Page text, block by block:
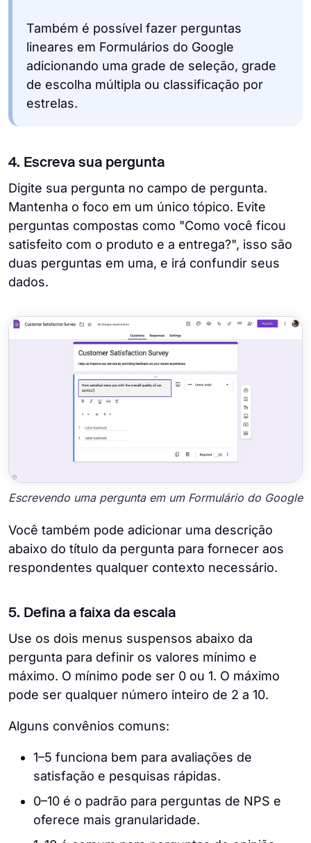
Também é possível fazer perguntas
lineares em Formulários do Google
adicionando uma grade de seleção, grade
de escolha múltipla ou classificação por
estrelas.
4. Escreva sua pergunta
Digite sua pergunta no campo de pergunta.
Mantenha o foco em um único tópico. Evite
perguntas compostas como "Como você ficou
satisfeito com o produto e a entrega?", isso são
duas perguntas em uma, e irá confundir seus
dados.
Escrevendo uma pergunta em um Formulário do Google
Você também pode adicionar uma descrição
abaixo do título da pergunta para fornecer aos
respondentes qualquer contexto necessário.
5. Defina a faixa da escala
Use os dois menus suspensos abaixo da
pergunta para definir os valores mínimo e
máximo. O mínimo pode ser 0 ou 1. O máximo
pode ser qualquer número inteiro de 2 a 10.
Alguns convênios comuns:
1–5 funciona bem para avaliações de
satisfação e pesquisas rápidas.
0–10 é o padrão para perguntas de NPS e
oferece mais granularidade.